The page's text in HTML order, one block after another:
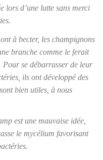
lors d’une lutte sans mer­ci
à bec­ter, les cham­pi­gnons
branche comme le ferait
Pour se débar­ras­ser de leur
ils ont déve­lop­pé des
bien utiles, à nous
est une mau­vaise idée,
le mycé­lium favo­ri­sant